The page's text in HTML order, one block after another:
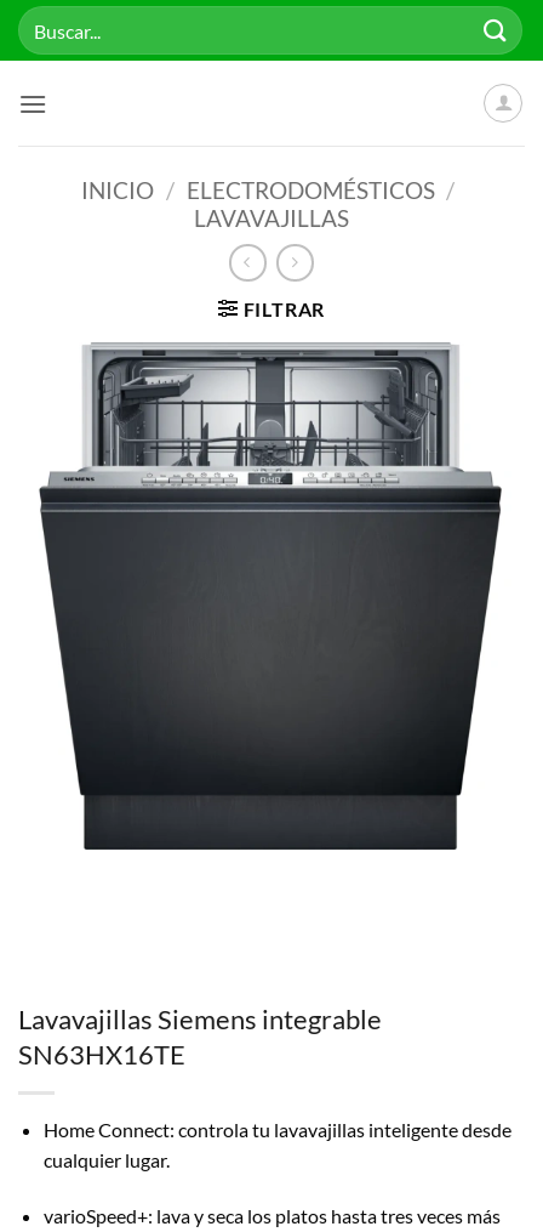
Saltar
Buscar
por:
INICIO / ELECTRODOMÉSTICOS /
LAVAVAJILLAS
FILTRAR
Lavavajillas Siemens integrable
SN63HX16TE
Home Connect: controla tu lavavajillas inteligente desde
cualquier lugar.
varioSpeed+: lava y seca los platos hasta tres veces más